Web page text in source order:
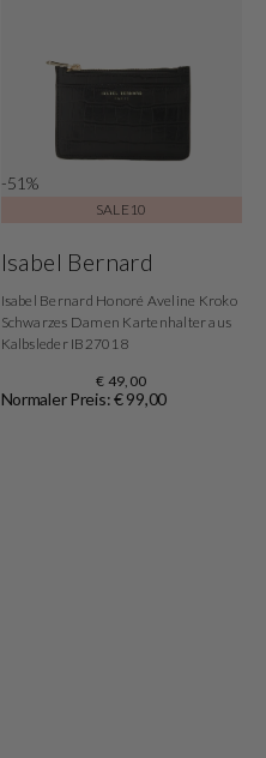
-51%
SALE10
Isabel Bernard
Isabel Bernard Honoré Aveline Kroko
Schwarzes Damen Kartenhalter aus
Kalbsleder IB27018
€ 49,00
Normaler Preis: € 99,00